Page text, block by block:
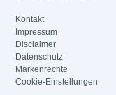
Kontakt
Impressum
Disclaimer
Datenschutz
Markenrechte
Cookie-Einstellungen